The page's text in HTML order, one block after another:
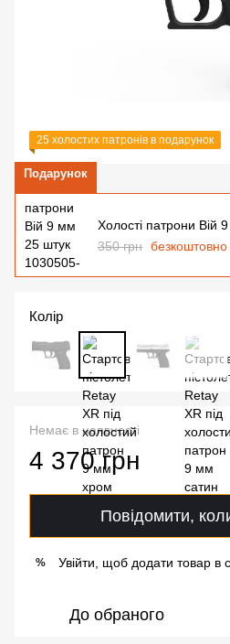
25 холостих патронів в подарунок
Подарунок
Холості патрони Вій
350 грн безкоштовно
Колір
Немає в наявності
4 370 грн
Повідомити,
% Увійти, щоб додати товар в
До обраного